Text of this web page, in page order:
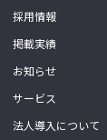
採用情報
掲載実績
お知らせ
サービス
法人導入について